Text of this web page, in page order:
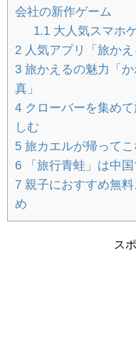
知育ブ
ー）メリ
姉妹は名
RISUタ
会社の新作ゲーム
1.1大人気スマホ
2 人気アプリ「旅か
3 旅かえるの魅力「
真」
4 クローバーを集め
しむ
5 旅カエルが帰って
6 「旅行青蛙」は中
7 親子におすすめ無
め
ス